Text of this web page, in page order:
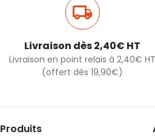
Livraison dès 2,40€ HT
Livraison en point relais à 2,40€ HT
(offert dès 19,90€)
Produits